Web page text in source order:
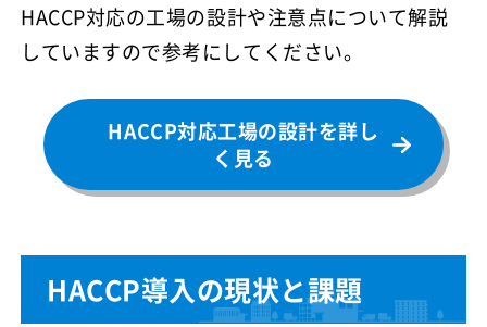
HACCP対応の工場の設計や注意点について解説
していますので参考にしてください。
HACCP対応工場の設計を詳し
く見る
HACCP導入の現状と課題